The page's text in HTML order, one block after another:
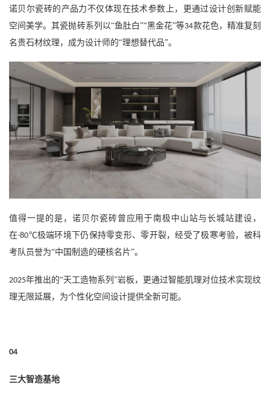
诺贝尔瓷砖的产品力不仅体现在技术参数上，更通过设计创新赋能
空间美学。其瓷抛砖系列以“鱼肚白”“黑金花”等34款花色，精准复刻
名贵石材纹理，成为设计师的“理想替代品”。
值得一提的是，诺贝尔瓷砖曾应用于南极中山站与长城站建设，
在-80℃极端环境下仍保持零变形、零开裂，经受了极寒考验，被科
考队员誉为“中国制造的硬核名片”。
2025年推出的“天工造物系列”岩板，更通过智能肌理对位技术实现纹
理无限延展，为个性化空间设计提供全新可能。
04
三大智造基地